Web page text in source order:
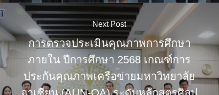
Next Post
การตรวจประเมินคุณภาพการศึกษา
ภายใน ปีการศึกษา 2568 เกณฑ์การ
ประกันคุณภาพเครือข่ายมหาวิทยาลัย